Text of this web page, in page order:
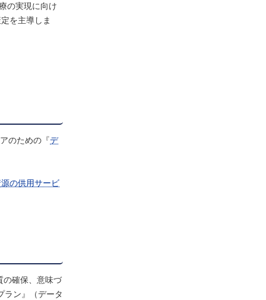
の実現に向け
を主導しま
のための『デ
の供用サービ
の確保、意味づ
ラン』（データ